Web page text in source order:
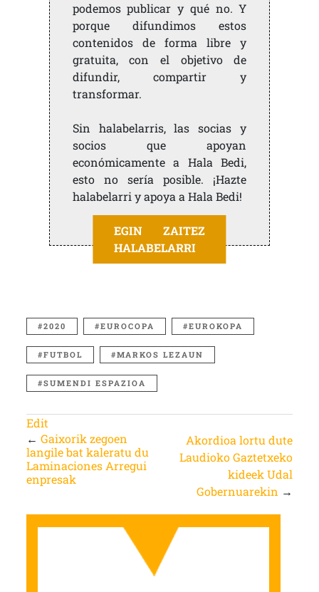
podemos publicar y qué no. Y
porque difundimos estos
contenidos de forma libre y
gratuita, con el objetivo de
difundir, compartir y
transformar.
Sin halabelarris, las socias y
socios que apoyan
económicamente a Hala Bedi,
esto no sería posible. ¡Hazte
halabelarri y apoya a Hala Bedi!
EGIN ZAITEZ
HALABELARRI
2020 EUROCOPA EUROKOPA
FUTBOL MARKOS LEZAUN
SUMENDI ESPAZIOA
Edit
← Gaixorik zegoen
langile bat kaleratu du
Laminaciones Arregui
enpresak
Akordioa lortu dute
Laudioko Gaztetxeko
kideek Udal
Gobernuarekin →